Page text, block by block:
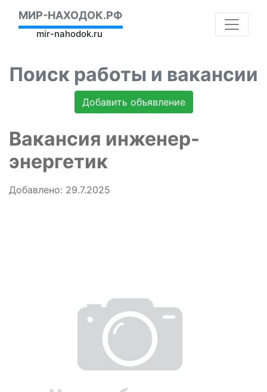
МИР-НАХОДОК.РФ
mir-nahodok.ru
Поиск работы и вакансии
Добавить объявление
Вакансия инженер-
энергетик
Добавлено: 29.7.2025